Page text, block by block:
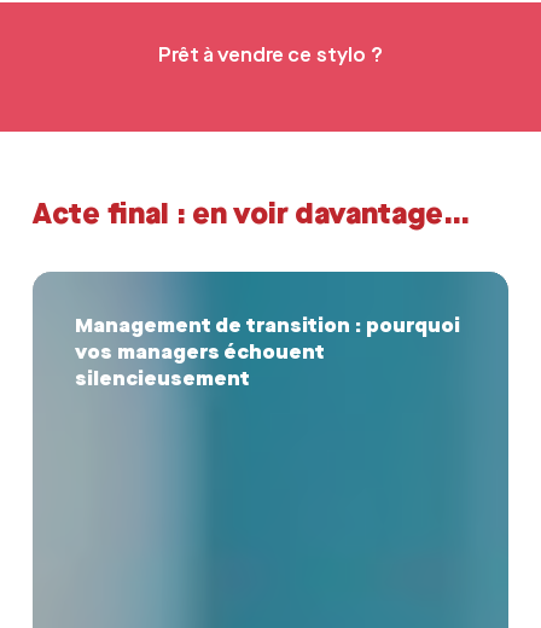
Prêt à vendre ce stylo ?
Acte final : en voir davantage…
Management
transition
pourquoi
Management de transition : pourquoi
vos managers échouent
silencieusement